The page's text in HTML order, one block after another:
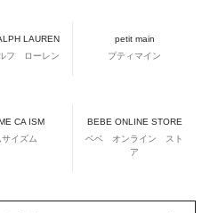
LAUREN
フ ローレン
petit main
プティマイン
CA ISM
サイズム
BEBE ONLINE STORE
ベベ オンライン スト
ア